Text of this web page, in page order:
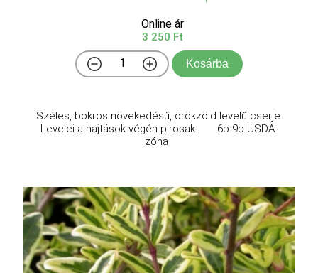
Online ár
3 250 Ft
Kosárba
Széles, bokros növekedésű, örökzöld levelű cserje.
Levelei a hajtások végén pirosak. 6b-9b USDA-
zóna